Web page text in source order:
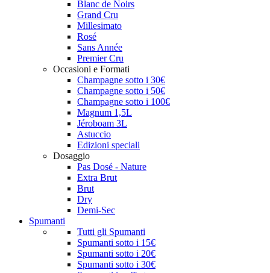
Blanc de Noirs
Grand Cru
Millesimato
Rosé
Sans Année
Premier Cru
Occasioni e Formati
Champagne sotto i 30€
Champagne sotto i 50€
Champagne sotto i 100€
Magnum 1,5L
Jéroboam 3L
Astuccio
Edizioni speciali
Dosaggio
Pas Dosé - Nature
Extra Brut
Brut
Dry
Demi-Sec
Spumanti
Tutti gli Spumanti
Spumanti sotto i 15€
Spumanti sotto i 20€
Spumanti sotto i 30€